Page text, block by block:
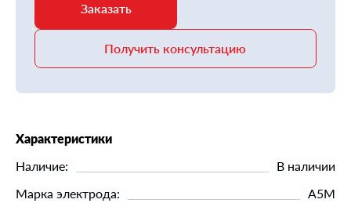
Заказать
Получить консультацию
Характеристики
Наличие:
В наличии
Марка электрода:
А5М